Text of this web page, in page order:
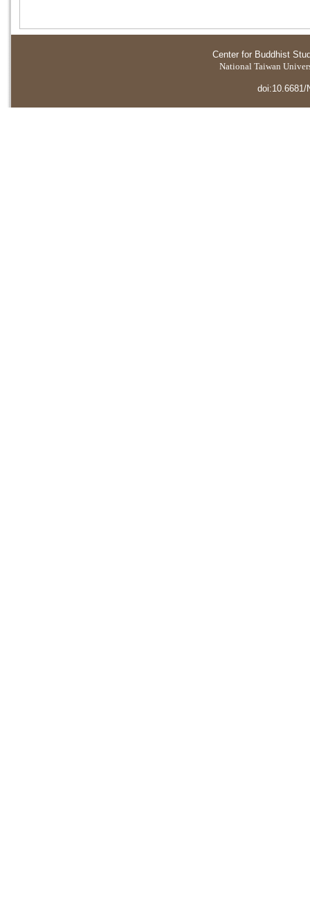
Center for Buddhist
National Taiwan
doi:10.6681/